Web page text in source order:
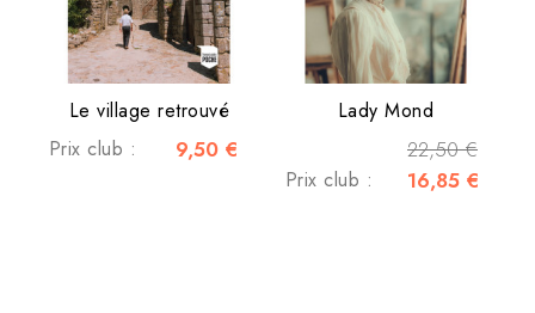
Le village retrouvé
Prix club :
9,50 €
Lady Mond
22,50 €
Prix club : 16,85 €